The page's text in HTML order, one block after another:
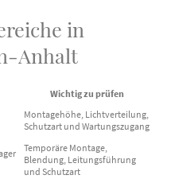
in
Anhalt
Wichtig zu prüfen
Montagehöhe, Lichtverteilung,
Schutzart und Wartungszugang
Temporäre Montage,
Blendung, Leitungsführung
und Schutzart